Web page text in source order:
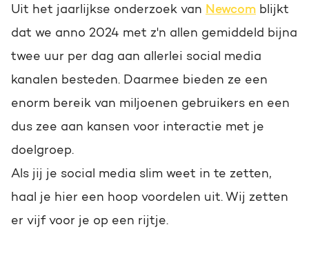
Uit het jaarlijkse onderzoek van Newcom blijkt
dat we anno 2024 met z'n allen gemiddeld bijna
twee uur per dag aan allerlei social media
kanalen besteden. Daarmee bieden ze een
enorm bereik van miljoenen gebruikers en een
dus zee aan kansen voor interactie met je
doelgroep.
Als jij je social media slim weet in te zetten,
haal je hier een hoop voordelen uit. Wij zetten
er vijf voor je op een rijtje.